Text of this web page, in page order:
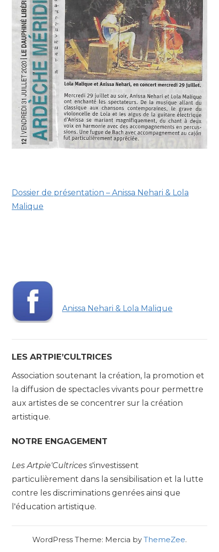
Dossier de présentation – Anissa Nehari & Lola
Malique
Anissa Nehari & Lola Malique
LES ARTPIE’CULTRICES
Association soutenant la création, la promotion et
la diffusion de spectacles vivants pour permettre
aux artistes de se concentrer sur la création
artistique.
NOTRE ENGAGEMENT
Les Artpie'Cultrices s'investissent
particulièrement dans la sensibilisation et la lutte
contre les discriminations genrées ainsi que
l'éducation artistique.
WordPress Theme: Mercia by ThemeZee.